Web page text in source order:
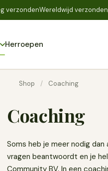
verzondenWereldwijd
Herroepen
Shop / Coaching
Coaching
Soms heb je meer nodig
vragen beantwoordt en je
Community BV. In een